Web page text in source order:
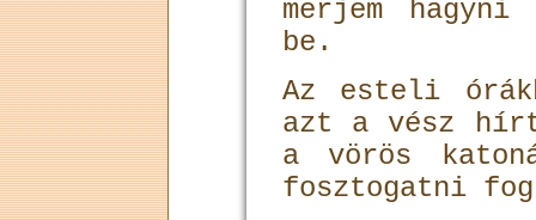
merjem
be.
Az esteli
azt a vész
a vörös
fosztogatni